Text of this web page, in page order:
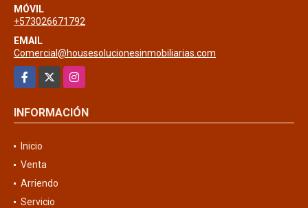
MÓVIL
+573026671792
EMAIL
Comercial@housesolucionesinmobiliarias.com
Facebook
Instagram
INFORMACIÓN
Inicio
Venta
Arriendo
Servicio